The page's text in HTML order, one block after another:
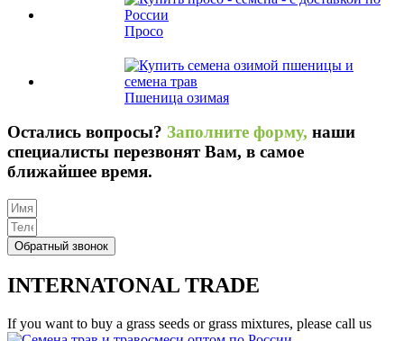
Просо
Пшеница озимая
Остались вопросы? Заполните форму, наши
специалисты перезвонят Вам, в самое
ближайшее время.
Обратный звонок
INTERNATONAL TRADE
If you want to buy a grass seeds or grass mixtures, please call us